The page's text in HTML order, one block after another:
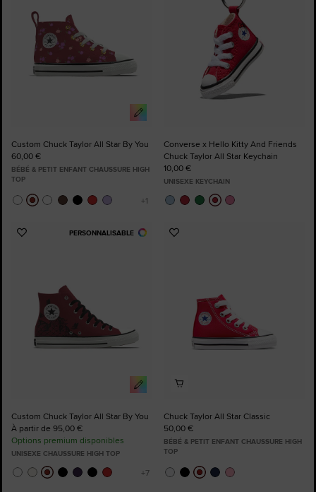
Custom Chuck Taylor All Star By You
60,00 €
BÉBÉ & PETIT ENFANT CHAUSSURE HIGH
TOP
Converse x Hello Kitty And Friends
Chuck Taylor All Star Keychain
10,00 €
UNISEXE KEYCHAIN
PERSONNALISABLE
Ajouter
Custom Chuck Taylor All Star By You
À partir de 95,00 €
Options premium disponibles
UNISEXE CHAUSSURE HIGH TOP
Ajouter
Chuck Taylor All Star Classic
50,00 €
BÉBÉ & PETIT ENFANT CHAUSSURE HIGH
TOP